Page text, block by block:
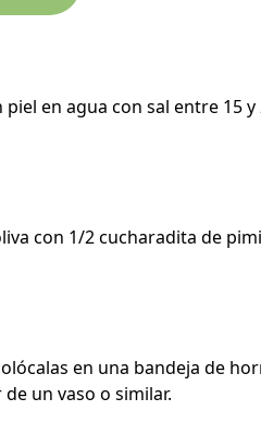
piel en agua con sal entre 15
con 1/2 cucharadita de
en una bandeja de
un vaso o similar.